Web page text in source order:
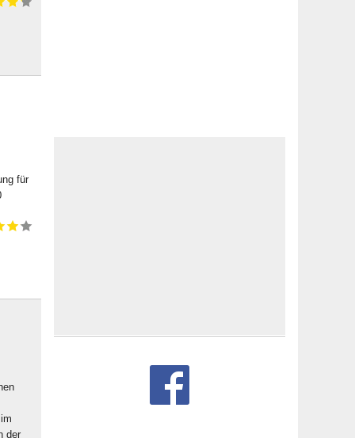
für
der